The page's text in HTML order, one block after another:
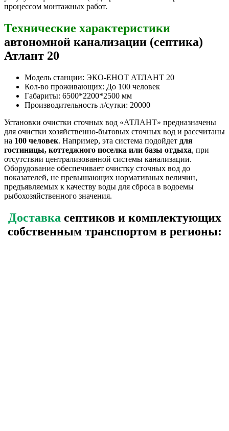
процессом монтажных работ.
Технические характеристики
автономной канализации (септика)
Атлант 20
Модель станции: ЭКО-ЕНОТ АТЛАНТ 20
Кол-во проживающих: До 100 человек
Габариты: 6500*2200*2500 мм
Производительность л/сутки: 20000
Установки очистки сточных вод «АТЛАНТ» предназначены
для очистки хозяйственно-бытовых сточных вод и рассчитаны
на 100 человек. Например, эта система подойдет для
гостиницы, коттеджного поселка или базы отдыха, при
отсутствии централизованной системы канализации.
Оборудование обеспечивает очистку сточных вод до
показателей, не превышающих нормативных величин,
предъявляемых к качеству воды для сброса в водоемы
рыбохозяйственного значения.
Доставка септиков и комплектующих
собственным транспортом в регионы: